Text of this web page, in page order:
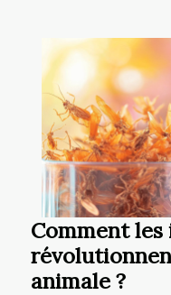
Comment les
animale ?